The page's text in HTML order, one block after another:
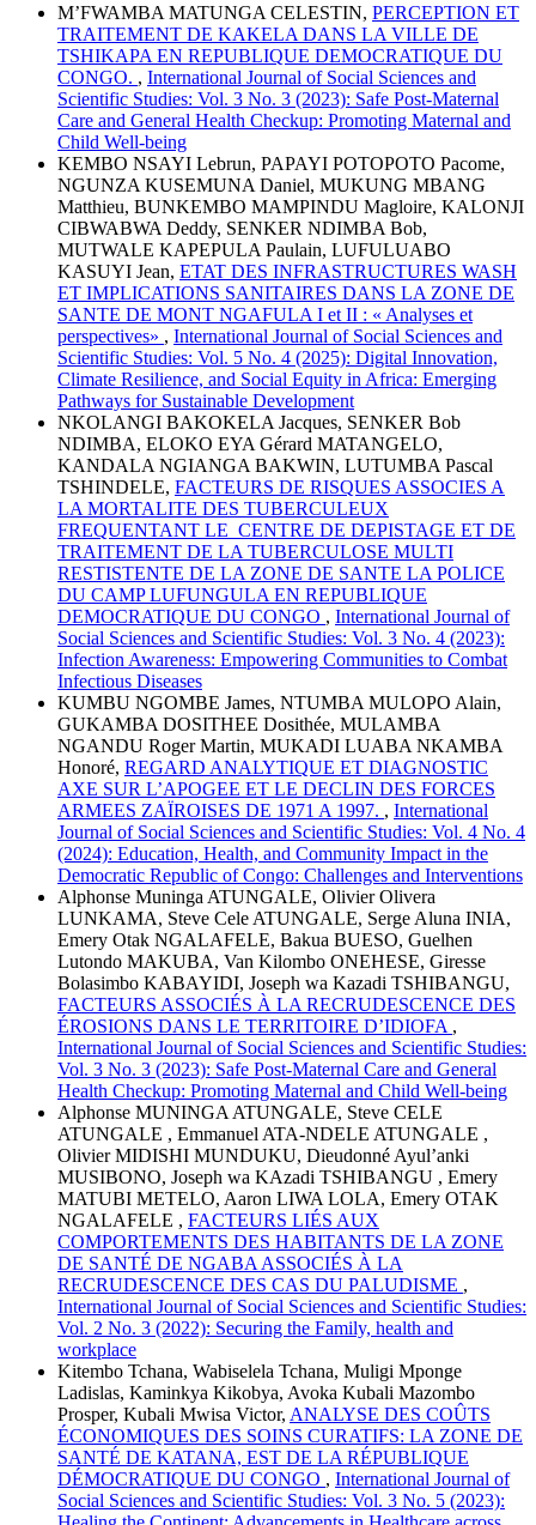
M’FWAMBA MATUNGA CELESTIN, PERCEPTION ET
TRAITEMENT DE KAKELA DANS LA VILLE DE
TSHIKAPA EN REPUBLIQUE DEMOCRATIQUE DU
CONGO. , International Journal of Social Sciences and
Scientific Studies: Vol. 3 No. 3 (2023): Safe Post-Maternal
Care and General Health Checkup: Promoting Maternal and
Child Well-being
KEMBO NSAYI Lebrun, PAPAYI POTOPOTO Pacome,
NGUNZA KUSEMUNA Daniel, MUKUNG MBANG
Matthieu, BUNKEMBO MAMPINDU Magloire, KALONJI
CIBWABWA Deddy, SENKER NDIMBA Bob,
MUTWALE KAPEPULA Paulain, LUFULUABO
KASUYI Jean, ETAT DES INFRASTRUCTURES WASH
ET IMPLICATIONS SANITAIRES DANS LA ZONE DE
SANTE DE MONT NGAFULA I et II : « Analyses et
perspectives» , International Journal of Social Sciences and
Scientific Studies: Vol. 5 No. 4 (2025): Digital Innovation,
Climate Resilience, and Social Equity in Africa: Emerging
Pathways for Sustainable Development
NKOLANGI BAKOKELA Jacques, SENKER Bob
NDIMBA, ELOKO EYA Gérard MATANGELO,
KANDALA NGIANGA BAKWIN, LUTUMBA Pascal
TSHINDELE, FACTEURS DE RISQUES ASSOCIES A
LA MORTALITE DES TUBERCULEUX
FREQUENTANT LE CENTRE DE DEPISTAGE ET DE
TRAITEMENT DE LA TUBERCULOSE MULTI
RESTISTENTE DE LA ZONE DE SANTE LA POLICE
DU CAMP LUFUNGULA EN REPUBLIQUE
DEMOCRATIQUE DU CONGO , International Journal of
Social Sciences and Scientific Studies: Vol. 3 No. 4 (2023):
Infection Awareness: Empowering Communities to Combat
Infectious Diseases
KUMBU NGOMBE James, NTUMBA MULOPO Alain,
GUKAMBA DOSITHEE Dosithée, MULAMBA
NGANDU Roger Martin, MUKADI LUABA NKAMBA
Honoré, REGARD ANALYTIQUE ET DIAGNOSTIC
AXE SUR L’APOGEE ET LE DECLIN DES FORCES
ARMEES ZAÏROISES DE 1971 A 1997. , International
Journal of Social Sciences and Scientific Studies: Vol. 4 No. 4
(2024): Education, Health, and Community Impact in the
Democratic Republic of Congo: Challenges and Interventions
Alphonse Muninga ATUNGALE, Olivier Olivera
LUNKAMA, Steve Cele ATUNGALE, Serge Aluna INIA,
Emery Otak NGALAFELE, Bakua BUESO, Guelhen
Lutondo MAKUBA, Van Kilombo ONEHESE, Giresse
Bolasimbo KABAYIDI, Joseph wa Kazadi TSHIBANGU,
FACTEURS ASSOCIÉS À LA RECRUDESCENCE DES
ÉROSIONS DANS LE TERRITOIRE D’IDIOFA ,
International Journal of Social Sciences and Scientific Studies:
Vol. 3 No. 3 (2023): Safe Post-Maternal Care and General
Health Checkup: Promoting Maternal and Child Well-being
Alphonse MUNINGA ATUNGALE, Steve CELE
ATUNGALE , Emmanuel ATA-NDELE ATUNGALE ,
Olivier MIDISHI MUNDUKU, Dieudonné Ayul’anki
MUSIBONO, Joseph wa KAzadi TSHIBANGU , Emery
MATUBI METELO, Aaron LIWA LOLA, Emery OTAK
NGALAFELE , FACTEURS LIÉS AUX
COMPORTEMENTS DES HABITANTS DE LA ZONE
DE SANTÉ DE NGABA ASSOCIÉS À LA
RECRUDESCENCE DES CAS DU PALUDISME ,
International Journal of Social Sciences and Scientific Studies:
Vol. 2 No. 3 (2022): Securing the Family, health and
workplace
Kitembo Tchana, Wabiselela Tchana, Muligi Mponge
Ladislas, Kaminkya Kikobya, Avoka Kubali Mazombo
Prosper, Kubali Mwisa Victor, ANALYSE DES COÛTS
ÉCONOMIQUES DES SOINS CURATIFS: LA ZONE DE
SANTÉ DE KATANA, EST DE LA RÉPUBLIQUE
DÉMOCRATIQUE DU CONGO , International Journal of
Social Sciences and Scientific Studies: Vol. 3 No. 5 (2023):